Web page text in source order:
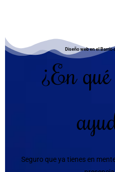
Diseño web en el Barrio
¿En
Seguro que ya tienes en